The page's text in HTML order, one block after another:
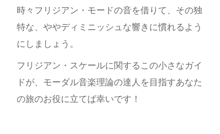
時々フリジアン・モードの音を借りて、その独
特な、ややディミニッシュな響きに慣れるよう
にしましょう。
フリジアン・スケールに関するこの小さなガイ
ドが、モーダル音楽理論の達人を目指すあなた
の旅のお役に立てば幸いです！